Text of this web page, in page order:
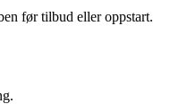
før tilbud eller oppstart.